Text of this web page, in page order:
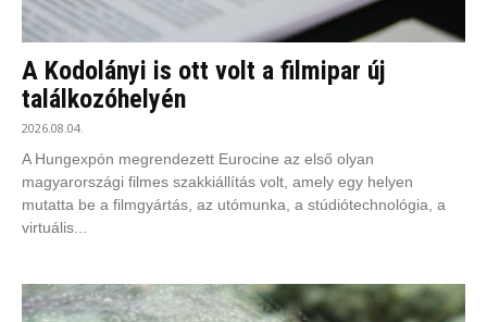
A Kodolányi is ott volt a filmipar új
találkozóhelyén
2026.08.04.
A Hungexpón megrendezett Eurocine az első olyan
magyarországi filmes szakkiállítás volt, amely egy helyen
mutatta be a filmgyártás, az utómunka, a stúdiótechnológia, a
virtuális...